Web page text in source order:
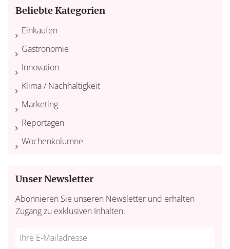
Beliebte Kategorien
Einkaufen
Gastronomie
Innovation
Klima / Nachhaltigkeit
Marketing
Reportagen
Wochenkolumne
Unser Newsletter
Abonnieren Sie unseren Newsletter und erhalten
Zugang zu exklusiven Inhalten.
Do
*Ihre